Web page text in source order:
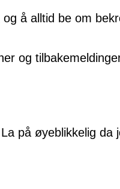
å alltid be om
og
på øyeblikkelig da